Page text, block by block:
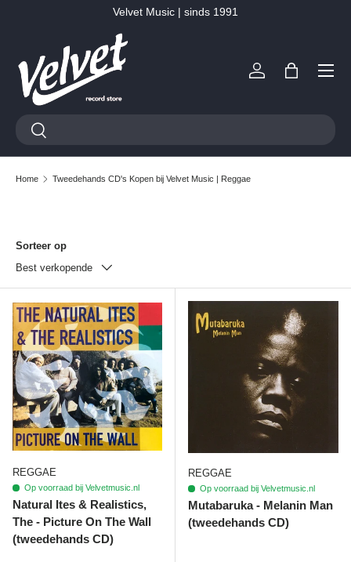
Velvet Music | sinds 1991
Zoeken
Zoeken
Inloggen
Tas
Menu
Home Tweedehands CD's Kopen bij Velvet Music | Reggae
Sorteer op
Best verkopende
REGGAE
Op voorraad bij Velvetmusic.nl
Natural Ites & Realistics,
The - Picture On The Wall
(tweedehands CD)
REGGAE
Op voorraad bij Velvetmusic.nl
Mutabaruka - Melanin Man
(tweedehands CD)